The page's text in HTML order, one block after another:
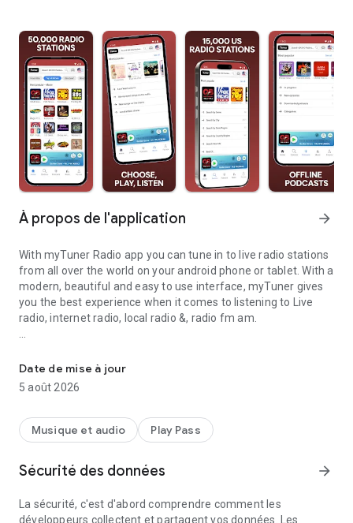
À propos de l'application arrow_forward
With myTuner Radio app you can tune in to live radio stations
from all over the world on your android phone or tablet. With a
modern, beautiful and easy to use interface, myTuner gives
you the best experience when it comes to listening to Live
radio, internet radio, local radio &, radio fm am.
- listen to more than 50,000 Live radio stations from more
than 200 countries and territories;
- choose amongst sports, news, music, comedy and more;
- keep listening to free local radio stations while using other
- tune in to find out what song is currently playing on the radio
- listen to fm radio Stations even if you are abroad;
Date de mise à jour
5 août 2026
Musique et audio Play Pass
Sécurité des données arrow_forward
La sécurité, c'est d'abord comprendre comment les
développeurs collectent et partagent vos données. Les